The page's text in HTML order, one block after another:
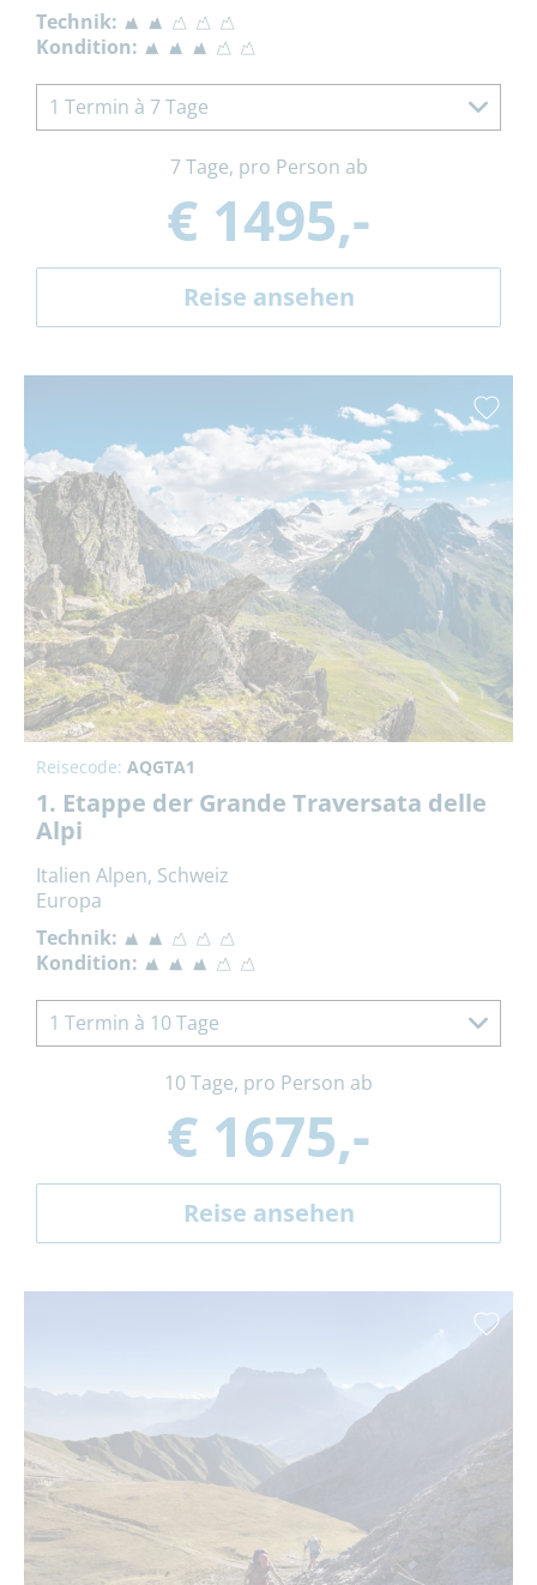
Technik:
Kondition:
1 Termin à 7 Tage
7 Tage, pro Person ab
€ 1495,-
Reise ansehen
Reisecode: AQGTA1
1. Etappe der Grande Traversata delle
Alpi
Italien Alpen, Schweiz
Europa
Technik:
Kondition:
1 Termin à 10 Tage
10 Tage, pro Person ab
€ 1675,-
Reise ansehen